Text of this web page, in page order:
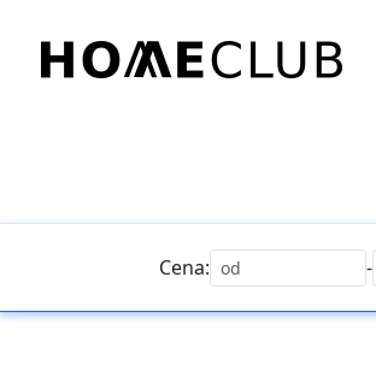
treści
Cena: -